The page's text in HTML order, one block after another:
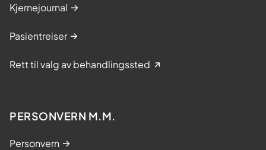
Kjernejournal
Pasientreiser
Rett til valg av behandlingssted
PERSONVERN M.M.
Personvern